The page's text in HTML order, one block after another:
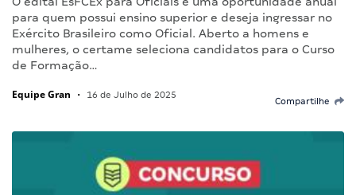
para quem possui ensino superior e deseja ingressar no
Exército Brasileiro como Oficial. Aberto a homens e
mulheres, o certame seleciona candidatos para o Curso
de Formação…
Equipe Gran • 16 de Julho de 2025
Compartilhe